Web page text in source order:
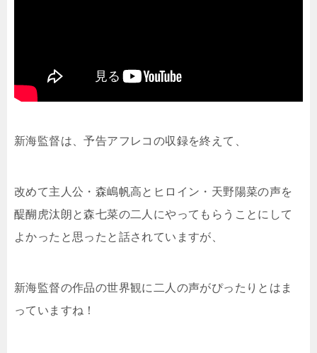
新海監督は、予告アフレコの収録を終えて、
改めて主人公・森嶋帆高とヒロイン・天野陽菜の声を
醍醐虎汰朗と森七菜の二人にやってもらうことにして
よかったと思ったと話されていますが、
新海監督の作品の世界観に二人の声がぴったりとはま
っていますね！